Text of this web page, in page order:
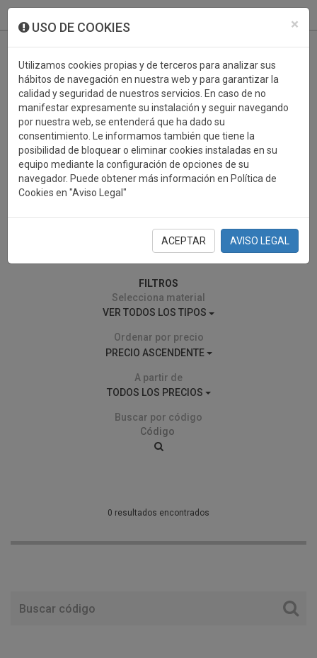
×
USO DE COOKIES
Utilizamos cookies propias y de terceros para analizar sus
hábitos de navegación en nuestra web y para garantizar la
calidad y seguridad de nuestros servicios. En caso de no
manifestar expresamente su instalación y seguir navegando
por nuestra web, se entenderá que ha dado su
consentimiento. Le informamos también que tiene la
posibilidad de bloquear o eliminar cookies instaladas en su
equipo mediante la configuración de opciones de su
navegador. Puede obtener más información en Política de
Cookies en "Aviso Legal"
ACEPTAR AVISO LEGAL
TIRO
FILTROS
Selecciona material
VER TODOS LOS TIPOS
Ordenar por precio
PRECIO ASCENDENTE
A partir de
TODOS LOS PRECIOS
Buscar por código
0 resultados encontrados